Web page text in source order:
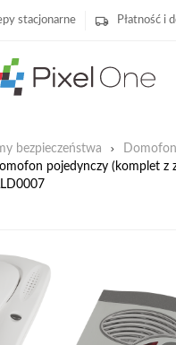
stacjonarne Płatność i
bezpieczeństwa
pojedynczy (komplet z